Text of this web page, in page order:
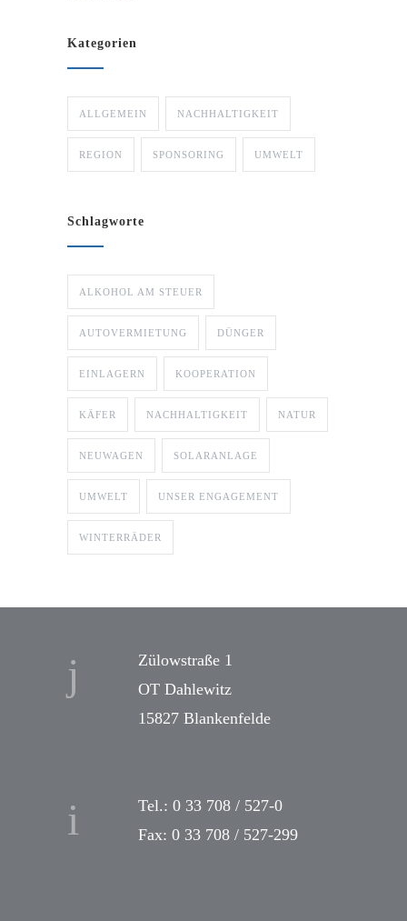
Kategorien
ALLGEMEIN NACHHALTIGKEIT
REGION SPONSORING UMWELT
Schlagworte
ALKOHOL AM STEUER
AUTOVERMIETUNG DÜNGER
EINLAGERN KOOPERATION
KÄFER NACHHALTIGKEIT NATUR
NEUWAGEN SOLARANLAGE
UMWELT UNSER ENGAGEMENT
WINTERRÄDER
Zülowstraße 1
OT Dahlewitz
15827 Blankenfelde
Tel.: 0 33 708 / 527-0
Fax: 0 33 708 / 527-299